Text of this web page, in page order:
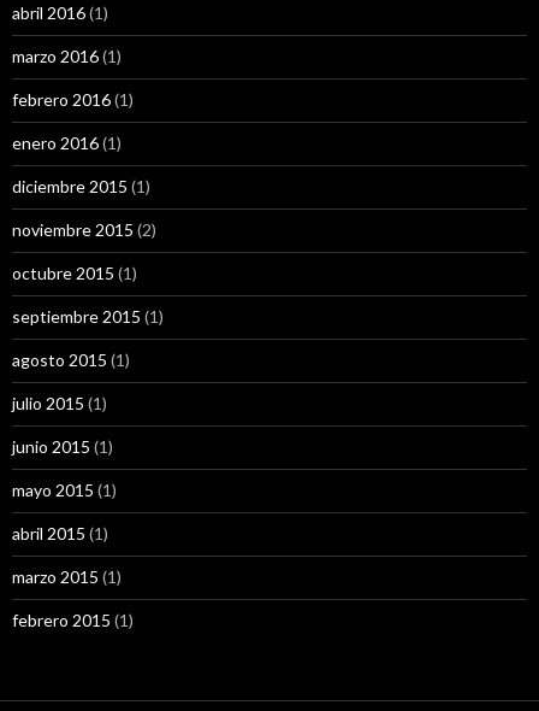
abril 2016(1)
marzo 2016(1)
febrero 2016(1)
enero 2016(1)
diciembre 2015 (1)
noviembre 2015 (2)
octubre 2015 (1)
septiembre 2015 (1)
agosto 2015 (1)
julio 2015 (1)
junio 2015 (1)
mayo 2015 (1)
abril 2015 (1)
marzo 2015 (1)
febrero 2015 (1)